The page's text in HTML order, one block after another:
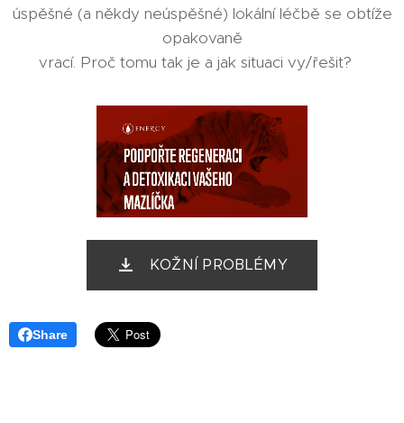
úspěšné (a někdy neúspěšné) lokální léčbě se obtíže
opakovaně
vrací. Proč tomu tak je a jak situaci vy/řešit?
KOŽNÍ PROBLÉMY
Share